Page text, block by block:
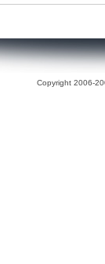
Copyright 2006-